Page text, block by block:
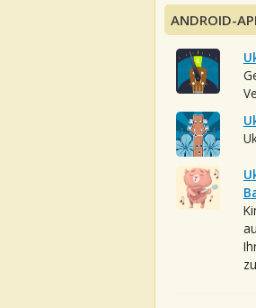
ANDROID-